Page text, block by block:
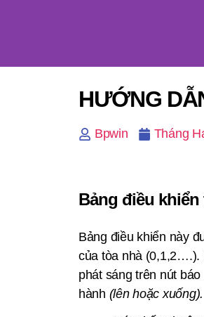
HƯỚNG
Bpwin Tháng
Bảng điều
Bảng điều khiển này
của tòa nhà (0,1,2….).
phát sáng trên nút
hành (lên hoặc xuống).